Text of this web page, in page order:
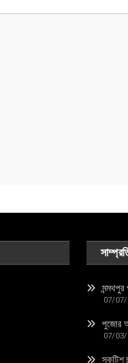
মন্মথপুর
07/07/
পুজোর
07/03/
স্কটিশ